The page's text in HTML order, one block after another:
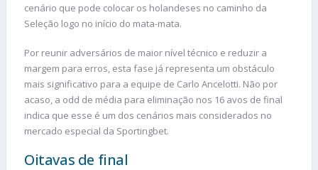
cenário que pode colocar os holandeses no caminho da
Seleção logo no início do mata-mata.
Por reunir adversários de maior nível técnico e reduzir a
margem para erros, esta fase já representa um obstáculo
mais significativo para a equipe de Carlo Ancelotti. Não por
acaso, a odd de média para eliminação nos 16 avos de final
indica que esse é um dos cenários mais considerados no
mercado especial da Sportingbet.
Oitavas de final